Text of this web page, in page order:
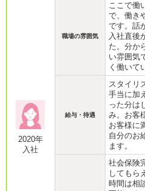
2020年
入社
職場の雰囲気
ここで働
で、働き
です。話
入社直後
た。分か
い雰囲気
く働いて
給与・待遇
スタイリ
手当に加
った分は
み。お客
お客様に
自分のお
ます。
社会保険
してもら
時間は相